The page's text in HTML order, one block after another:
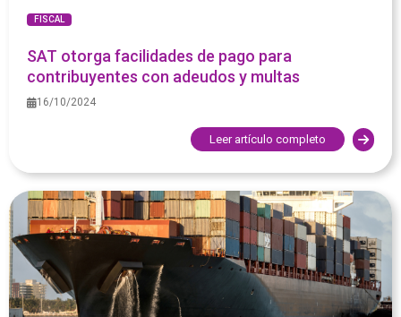
FISCAL
SAT otorga facilidades de pago para
contribuyentes con adeudos y multas
16/10/2024
Leer artículo completo